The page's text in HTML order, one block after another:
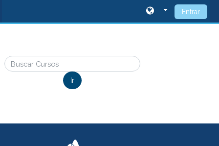
Entrar
Ir